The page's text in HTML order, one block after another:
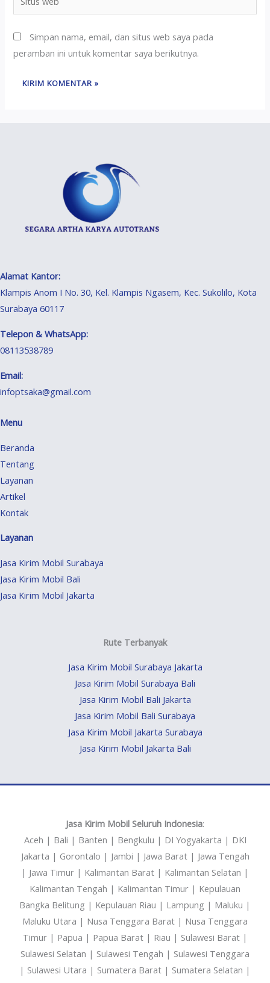
Simpan nama, email, dan situs web saya pada
peramban ini untuk komentar saya berikutnya.
Alamat Kantor:
Klampis Anom I No. 30, Kel. Klampis Ngasem, Kec. Sukolilo, Kota
Surabaya 60117
Telepon & WhatsApp:
08113538789
Email:
infoptsaka@gmail.com
Menu
Beranda
Tentang
Layanan
Artikel
Kontak
Layanan
Jasa Kirim Mobil Surabaya
Jasa Kirim Mobil Bali
Jasa Kirim Mobil Jakarta
Rute Terbanyak
Jasa Kirim Mobil Surabaya Jakarta
Jasa Kirim Mobil Surabaya Bali
Jasa Kirim Mobil Bali Jakarta
Jasa Kirim Mobil Bali Surabaya
Jasa Kirim Mobil Jakarta Surabaya
Jasa Kirim Mobil Jakarta Bali
Jasa Kirim Mobil Seluruh Indonesia:
Aceh | Bali | Banten | Bengkulu | DI Yogyakarta | DKI
Jakarta | Gorontalo | Jambi | Jawa Barat | Jawa Tengah
| Jawa Timur | Kalimantan Barat | Kalimantan Selatan |
Kalimantan Tengah | Kalimantan Timur | Kepulauan
Bangka Belitung | Kepulauan Riau | Lampung | Maluku |
Maluku Utara | Nusa Tenggara Barat | Nusa Tenggara
Timur | Papua | Papua Barat | Riau | Sulawesi Barat |
Sulawesi Selatan | Sulawesi Tengah | Sulawesi Tenggara
| Sulawesi Utara | Sumatera Barat | Sumatera Selatan |